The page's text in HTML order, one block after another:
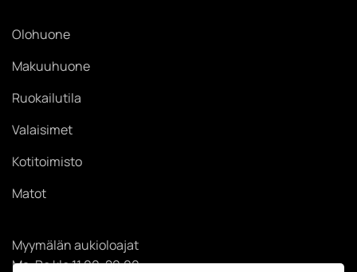
Olohuone
Makuuhuone
Ruokailutila
Valaisimet
Kotitoimisto
Matot
Myymälän aukioloajat
Ma-Pe klo 11.00-20.00